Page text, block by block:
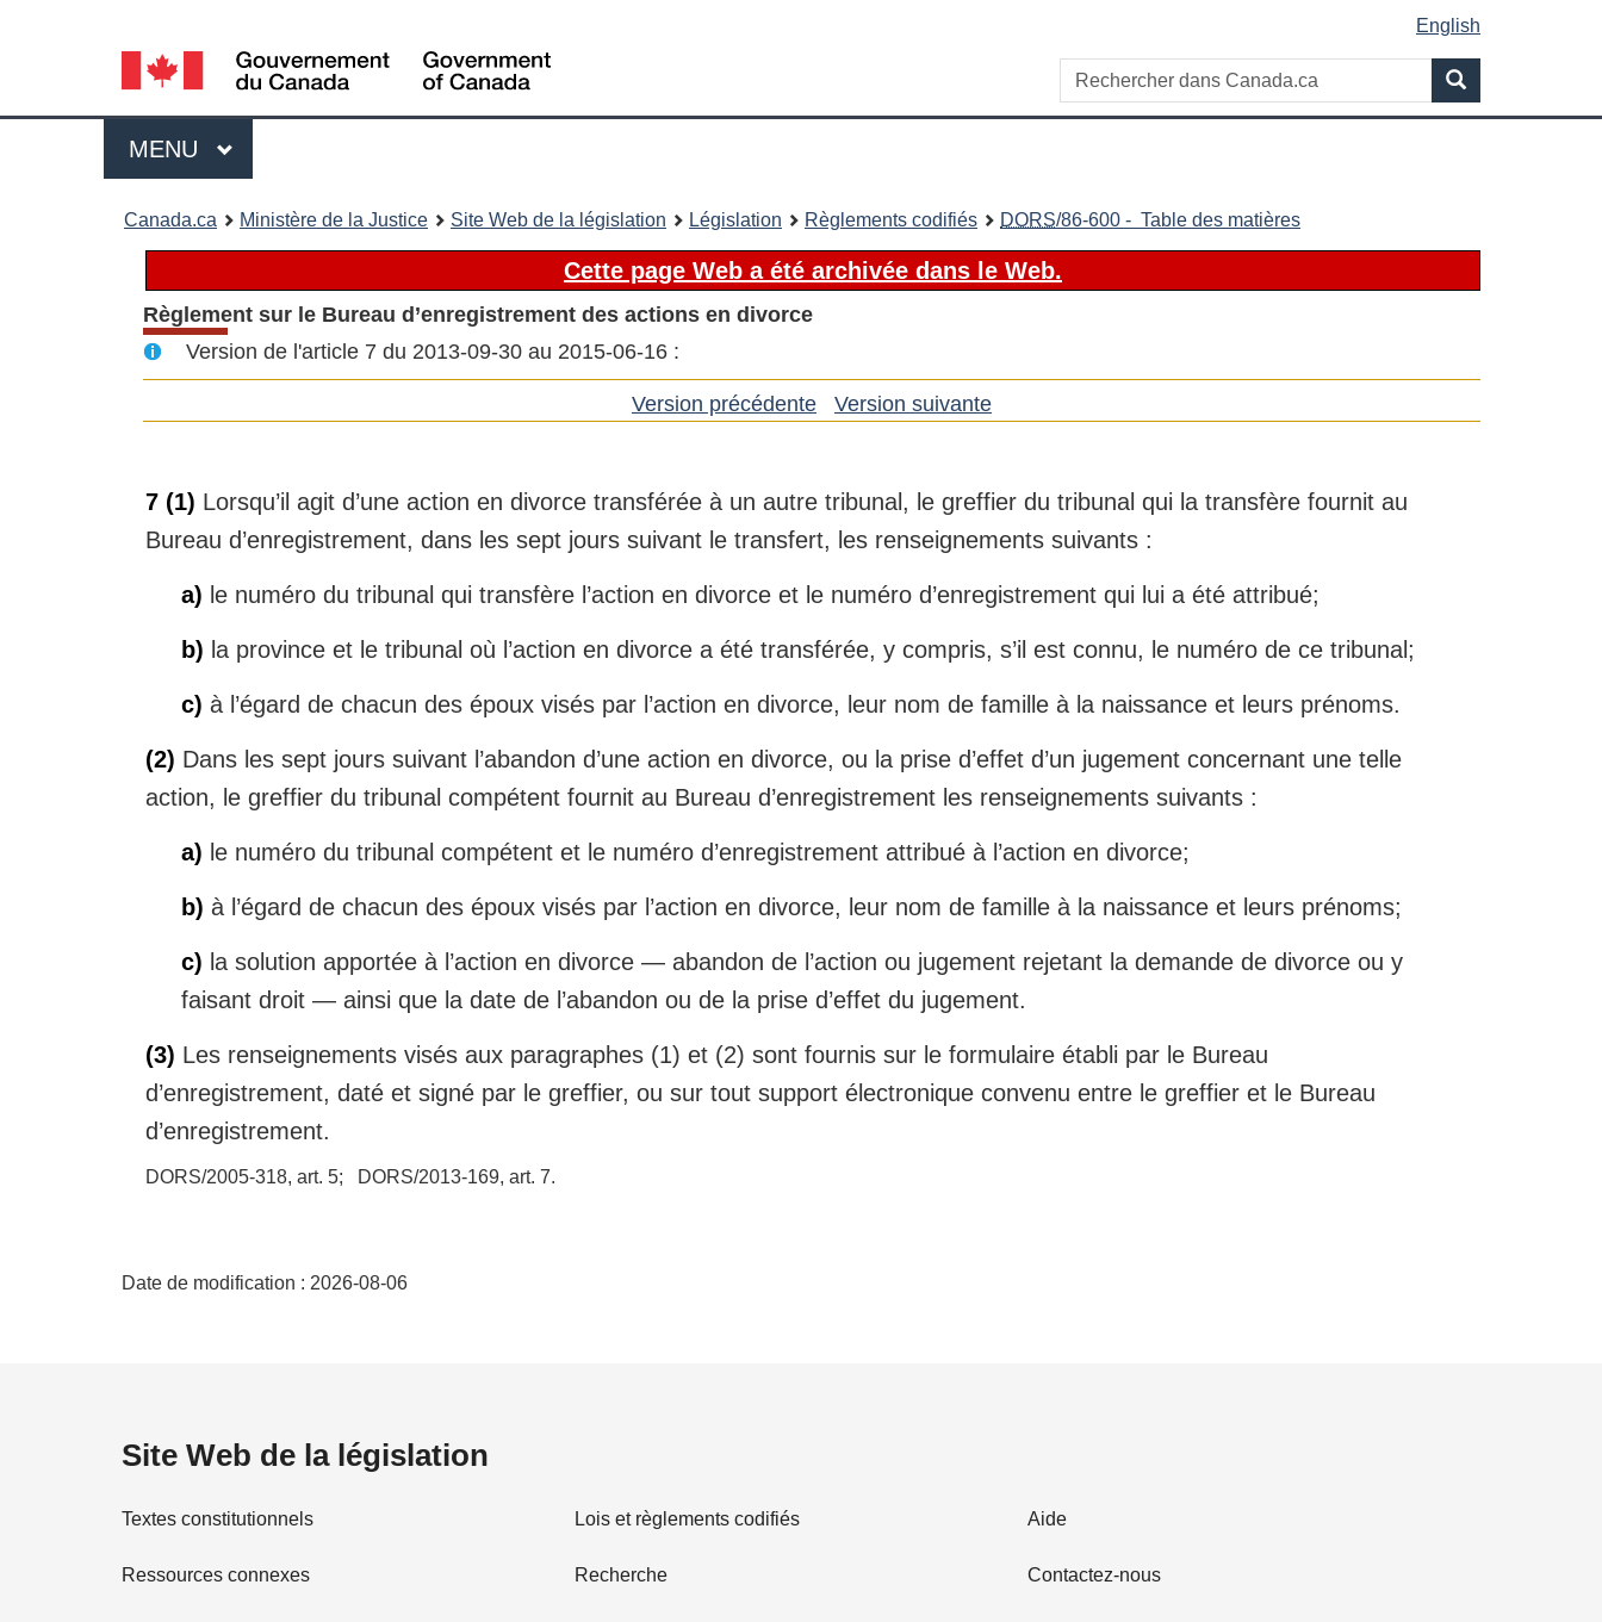
principal
À
site
version
Language
selection
English
Rechercher
dans
Menu
MENU PRINCIPAL
Canada.ca Ministère de la Justice Site Web de la législation Législation Règlements codifiés DORS/86-600 - Table des matières
Cette page Web a été archivée dans le Web.
Règlement sur le Bureau d’enregistrement des actions en divorce
Version de l'article 7 du 2013-09-30 au 2015-06-16 :
Version précédente deVersion suivante
7 (1) Lorsqu’il agit d’une action en divorce transférée à un autre tribunal, le greffier du tribunal qui la transfère fournit au
Bureau d’enregistrement, dans les sept jours suivant le transfert, les renseignements suivants :
a) le numéro du tribunal qui transfère l’action en divorce et le numéro d’enregistrement qui lui a été attribué;
b) la province et le tribunal où l’action en divorce a été transférée, y compris, s’il est connu, le numéro de ce tribunal;
c) à l’égard de chacun des époux visés par l’action en divorce, leur nom de famille à la naissance et leurs prénoms.
(2) Dans les sept jours suivant l’abandon d’une action en divorce, ou la prise d’effet d’un jugement concernant une telle
action, le greffier du tribunal compétent fournit au Bureau d’enregistrement les renseignements suivants :
a) le numéro du tribunal compétent et le numéro d’enregistrement attribué à l’action en divorce;
b) à l’égard de chacun des époux visés par l’action en divorce, leur nom de famille à la naissance et leurs prénoms;
c) la solution apportée à l’action en divorce — abandon de l’action ou jugement rejetant la demande de divorce ou y
faisant droit — ainsi que la date de l’abandon ou de la prise d’effet du jugement.
(3) Les renseignements visés aux paragraphes (1) et (2) sont fournis sur le formulaire établi par le Bureau
d’enregistrement, daté et signé par le greffier, ou sur tout support électronique convenu entre le greffier et le Bureau
d’enregistrement.
DORS/2005-318, art. 5 DORS/2013-169, art. 7
i
l
s
Date de modification : 2026-08-06
Site Web de la législation
Textes constitutionnels
Ressources connexes
Lois et règlements codifiés
Recherche
Aide
Contactez-nous